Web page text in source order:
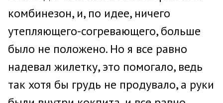
комбинезон, и, по идее, ничего
утепляющего-согревающего, больше
было не положено. Но я все равно
надевал жилетку, это помогало, ведь
так хотя бы грудь не продувало, а руки